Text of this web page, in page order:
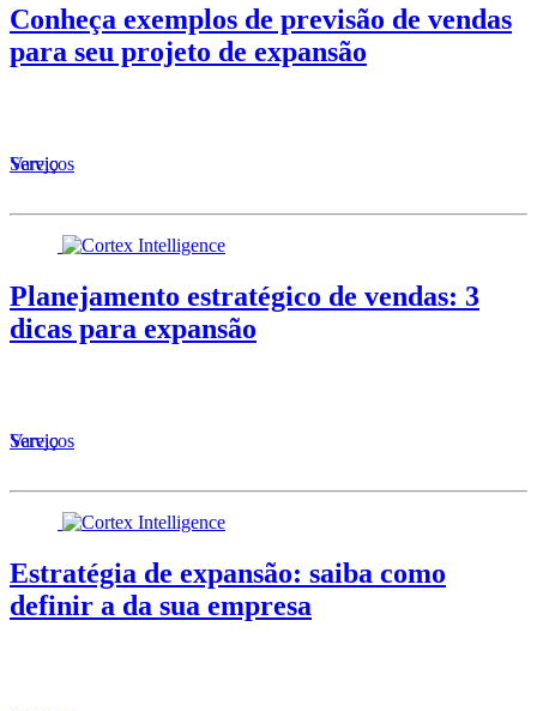
Conheça exemplos de previsão de vendas
para seu projeto de expansão
Serviços
Varejo
Planejamento estratégico de vendas: 3
dicas para expansão
Serviços
Varejo
Estratégia de expansão: saiba como
definir a da sua empresa